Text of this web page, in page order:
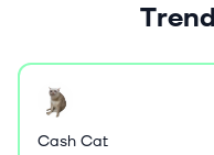
Cash Cat